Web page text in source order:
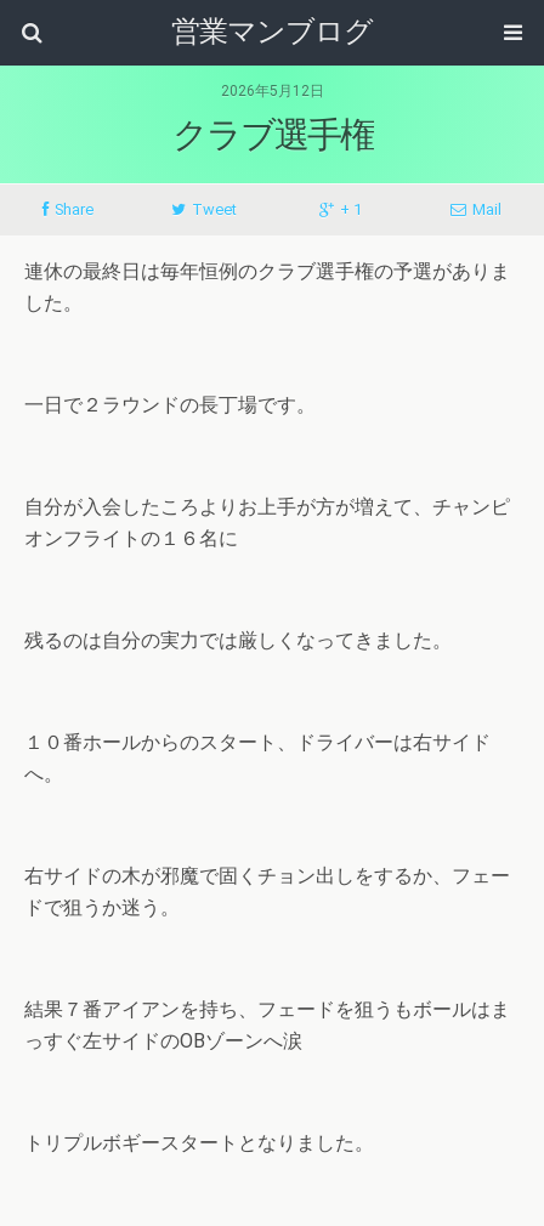
営業マンブログ
2026年5月12日
クラブ選手権
Share Tweet + 1 Mail
連休の最終日は毎年恒例のクラブ選手権の予選がありま
した。
一日で２ラウンドの長丁場です。
自分が入会したころよりお上手が方が増えて、チャンピ
オンフライトの１６名に
残るのは自分の実力では厳しくなってきました。
１０番ホールからのスタート、ドライバーは右サイド
へ。
右サイドの木が邪魔で固くチョン出しをするか、フェー
ドで狙うか迷う。
結果７番アイアンを持ち、フェードを狙うもボールはま
っすぐ左サイドのOBゾーンへ涙
トリプルボギースタートとなりました。